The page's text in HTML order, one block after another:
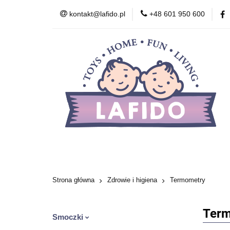
kontakt@lafido.pl +48 601 950 600
Według wieku
Akcesoria
Zabawki
Strona główna Zdrowie i higiena Termometry
Smoczki